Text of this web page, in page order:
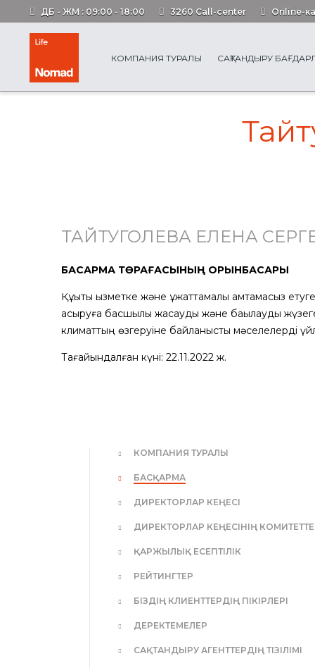
ДБ - ЖМ : 09:00 - 18:00 3260 Call-center Online-
КОМПАНИЯ ТУРАЛЫ САҚТАНДЫРУ
ТАЙТУГОЛЕВА ЕЛЕНА
БАСҚАРМА ТӨРАҒАСЫНЫҢ ОРЫНБАСАРЫ
Құқықтық қызметке және құжаттамалық
асыруға басшылық жасауды және бақылауды
климаттың өзгеруіне байланысты мәселелерді
Тағайындалған күні: 22.11.2022 ж.
КОМПАНИЯ ТУРАЛЫ
БАСҚАРМА
ДИРЕКТОРЛАР КЕҢЕСІ
ДИРЕКТОРЛАР КЕҢЕСІНІҢ
ҚАРЖЫЛЫҚ ЕСЕПТІЛІК
РЕЙТИНГТЕР
БІЗДІҢ КЛИЕНТТЕРДІҢ ПІКІРЛЕРІ
ДЕРЕКТЕМЕЛЕР
САҚТАНДЫРУ АГЕНТТЕРДІҢ ТІЗІЛІМІ